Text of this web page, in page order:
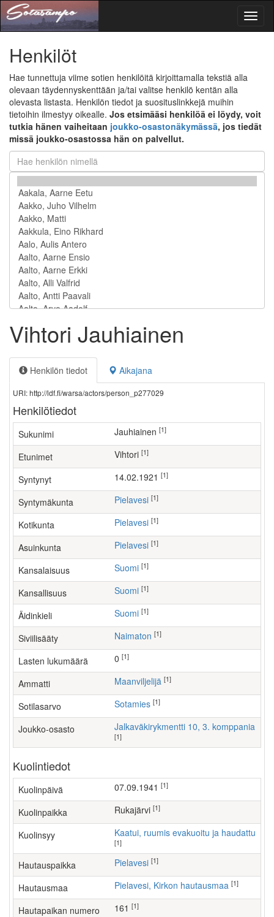
Henkilöt
Hae tunnettuja viime sotien henkilöitä kirjoittamalla tekstiä alla
olevaan täydennyskenttään ja/tai valitse henkilö kentän alla
olevasta listasta. Henkilön tiedot ja suosituslinkkejä muihin
tietoihin ilmestyy oikealle. Jos etsimääsi henkilöä ei löydy, voit
tutkia hänen vaiheitaan joukko-osastonäkymässä, jos tiedät
missä joukko-osastossa hän on palvellut.
Vihtori Jauhiainen
Henkilön tiedot Aikajana
URI: http://ldf.fi/warsa/actors/person_p277029
Henkilötiedot
Sukunimi Jauhiainen [1]
Etunimet Vihtori [1]
Syntynyt 14.02.1921 [1]
Syntymäkunta Pielavesi [1]
Kotikunta Pielavesi [1]
Asuinkunta Pielavesi [1]
Kansalaisuus Suomi [1]
Kansallisuus Suomi [1]
Äidinkieli Suomi [1]
Siviilisääty Naimaton [1]
Lasten lukumäärä [1]
Ammatti maanviljelijä [1]
Sotilasarvo Sotamies [1]
Joukko-osasto Jalkaväkirykmentti 10, 3. komppania
[1]
Kuolintiedot
Kuolinpäivä 07.09.1941 [1]
Kuolinpaikka Rukajärvi [1]
Kuolinsyy Kaatui, ruumis evakuoitu ja haudattu
[1]
Hautauspaikka Pielavesi [1]
Hautausmaa Pielavesi, Kirkon hautausmaa [1]
Hautapaikan numero 161 [1]